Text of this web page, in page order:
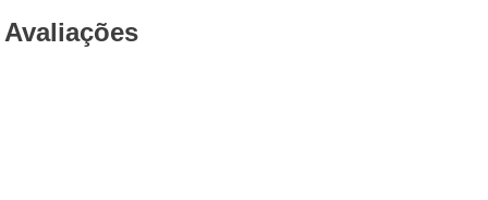
Avaliações